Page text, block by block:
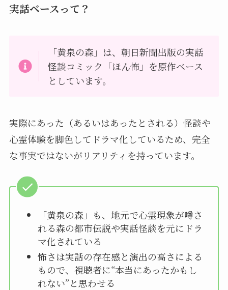
実話ベースって？
「黄泉の森」は、朝日新聞出版の実話
怪談コミック「ほん怖」を原作ベース
としています。
実際にあった（あるいはあったとされる）怪談や
心霊体験を脚色してドラマ化しているため、完全
な事実ではないがリアリティを持っています。
「黄泉の森」も、地元で心霊現象が噂さ
れる森の都市伝説や実話怪談を元にドラ
マ化されている
怖さは実話の存在感と演出の高さによる
もので、視聴者に“本当にあったかもし
れない”と思わせる